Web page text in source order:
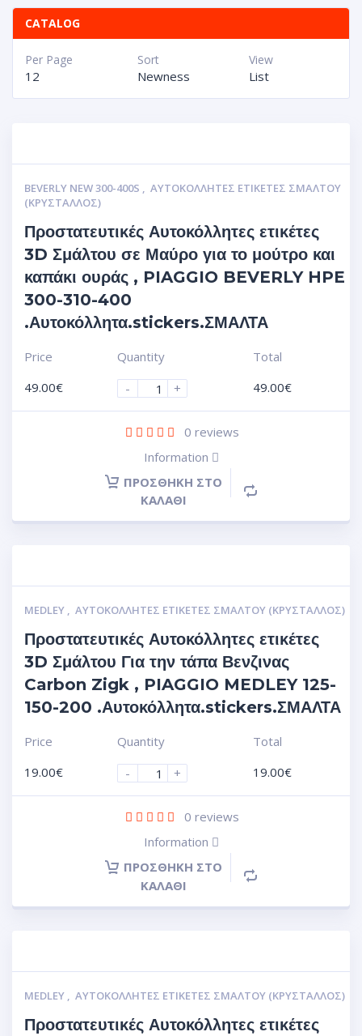
CATALOG
View
List
Sort
Newness
Per Page
12
BEVERLY NEW 300-400S , ΑΥΤΟΚΌΛΛΗΤΕΣ ΕΤΙΚΈΤΕΣ ΣΜΆΛΤΟΥ
(ΚΡΥΣΤΑΛΛΟΣ)
Προστατευτικές Αυτοκόλλητες ετικέτες
3D Σμάλτου σε Μαύρο για το μούτρο και
καπάκι ουράς , PIAGGIO BEVERLY HPE
300-310-400
.Αυτοκόλλητα.stickers.ΣΜΑΛΤΑ
Price
49.00€
Quantity
-
+
Total
49.00€
0 reviews
Information
ΠΡΟΣΘΉΚΗ ΣΤΟ
ΚΑΛΆΘΙ
MEDLEY , ΑΥΤΟΚΌΛΛΗΤΕΣ ΕΤΙΚΈΤΕΣ ΣΜΆΛΤΟΥ (ΚΡΥΣΤΑΛΛΟΣ)
Προστατευτικές Αυτοκόλλητες ετικέτες
3D Σμάλτου Για την τάπα Βενζινας
Carbon Zigk , PIAGGIO MEDLEY 125-
150-200 .Αυτοκόλλητα.stickers.ΣΜΑΛΤΑ
Price
19.00€
Quantity
-
+
Total
19.00€
0 reviews
Information
ΠΡΟΣΘΉΚΗ ΣΤΟ
ΚΑΛΆΘΙ
MEDLEY , ΑΥΤΟΚΌΛΛΗΤΕΣ ΕΤΙΚΈΤΕΣ ΣΜΆΛΤΟΥ (ΚΡΥΣΤΑΛΛΟΣ)
Προστατευτικές Αυτοκόλλητες ετικέτες